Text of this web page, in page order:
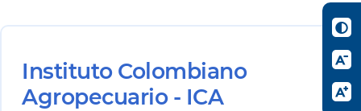
Instituto Colombiano
Agropecuario - ICA